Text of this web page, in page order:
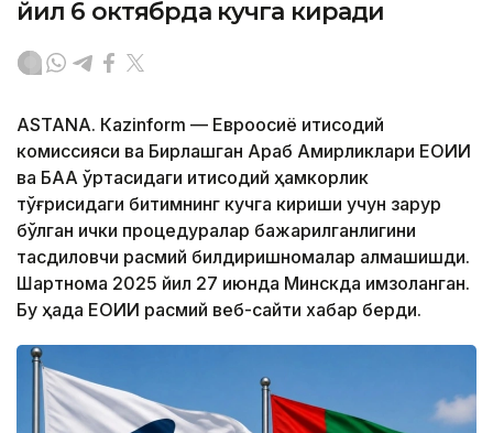
йил 6 октябрда кучга киради
ASTANА. Кazinform — Евроосиё иқтисодий
комиссияси ва Бирлашган Араб Амирликлари ЕОИИ
ва БАА ўртасидаги иқтисодий ҳамкорлик
тўғрисидаги битимнинг кучга кириши учун зарур
бўлган ички процедуралар бажарилганлигини
тасдиқловчи расмий билдиришномалар алмашишди.
Шартнома 2025 йил 27 июнда Минскда имзоланган.
Бу ҳақда ЕОИИ расмий веб-сайти хабар берди.